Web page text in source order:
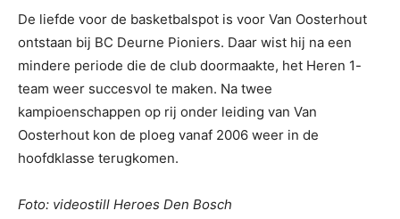
De liefde voor de basketbalspot is voor Van Oosterhout
ontstaan bij BC Deurne Pioniers. Daar wist hij na een
mindere periode die de club doormaakte, het Heren 1-
team weer succesvol te maken. Na twee
kampioenschappen op rij onder leiding van Van
Oosterhout kon de ploeg vanaf 2006 weer in de
hoofdklasse terugkomen.
Foto: videostill Heroes Den Bosch